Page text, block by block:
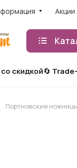
Акции
скидкой
Портновские ножницы